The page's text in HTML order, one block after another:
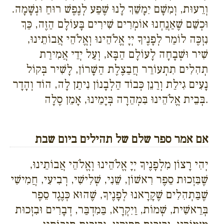
וְרֵעוּת, וְמִשָׁם יִמָשֵׁךְ לָנוּ שֶׁפַע לְנֶפֶשׁ רוּחַ וּנְשָׁמָה.
וּכְשֵׁם שֶׁאַנֲחְנוּ אוֹמְרִים שִׁירִים בָּעוֹלָם הַזֶה, כַּךְ
נִזְכֶּה לוֹמַר לְפָנֶיךָ יְיָ אֱלֹהֵינוּ וְאֱלֹהֵי אֲבוֹתֵינוּ,
שִׁיר וּשְׁבָחָה לָעוֹלָם הַבָּא, וְעַל יְדֵי אֲמִירַת
תְהִלִים תִתְעוֹרֵר חֲבַצֶלֶת הַשָׁרוֹן, לָשִׁיר בְּקוֹל
נָעִים גִילַת וְרַנֵן כְּבוֹד הַלְבָנוֹן נִיתַן לָה, הוֹד וְהָדָר
בְּבֵית אֱלֹהֵינוּ בִּמְהֵרָה בְּיָמֵינוּ, אָמֵן סֶלָה.
אם אמר ספר שלם של תהילים ביום שבת
יְהִי רָצוֹן מִלְפָנֶיךָ יְיָ אֱלֹהֵינוּ וְאֱלֹהֵי אֲבוֹתֵינוּ,
שֶׁבִּזְכוּת סֵפֶר רִאשׁוֹן, שֵׁנִי, שְׁלִישִׁי, רְבִיעִי, חֲמִישִׁי
שֶׁבַּתְהִלִים שֶׁקָרָאנוּ לְפָנֶיךָ, שֶׁהוּא כְּנֶגֶד סֵפֶר
בְּרֵאשִׁית, שְׁמוֹת, וַיִקְרָא, בַּמִדְבַּר, דְבָרִים וּבִזְכוּת